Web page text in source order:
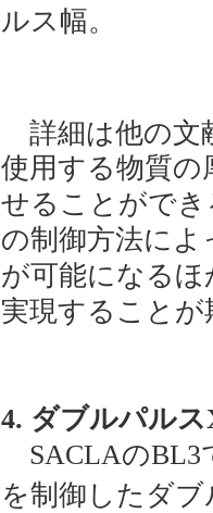
ルス幅。
詳細は他の文
使用する物質
せることがで
の制御方法に
が可能になる
実現すること
4. ダブルパル
SACLAのBL3
を制御したダ